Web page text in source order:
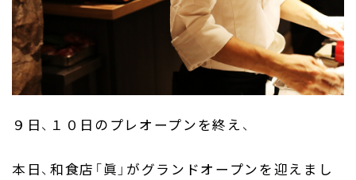
Contact
９日、１０日のプレオープンを終え、
本日、和食店「眞」がグランドオープンを迎えまし